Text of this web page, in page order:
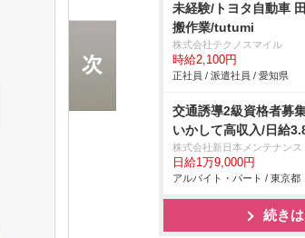
未経験/トヨタ自動車
搬作業/tutumi
株式会社テクノスマイル
時給2,100円
正社員 / 派遣社員 / 愛知県
交通誘導2級資格者募
いかして高収入/日給
株式会社新日本メンテナンス
日給1万9,000円
アルバイト・パート / 東京都
続き